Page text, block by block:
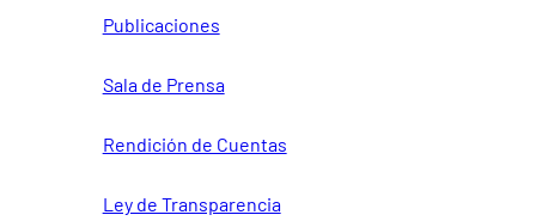
Publicaciones
Sala de Prensa
Rendición de Cuentas
Ley de Transparencia